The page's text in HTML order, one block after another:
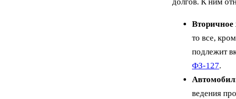
Вторичное
то все,
подлежит
ФЗ-127.
ведения